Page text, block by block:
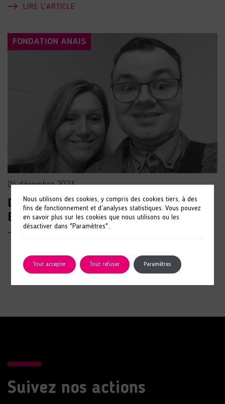
LIRE L'ARTICLE
FONDATION ANAIS
04 décembre 2023
Denys LUDBROOK en duo avec Yaël
BRAUN PIVET
Suivez nos actions
Nous utilisons des cookies, y compris des cookies tiers, à des
fins de fonctionnement et d’analyses statistiques. Vous pouvez
en savoir plus sur les cookies que nous utilisons ou les
désactiver dans "Paramètres".
Tout accepter Tout refuser Paramètres